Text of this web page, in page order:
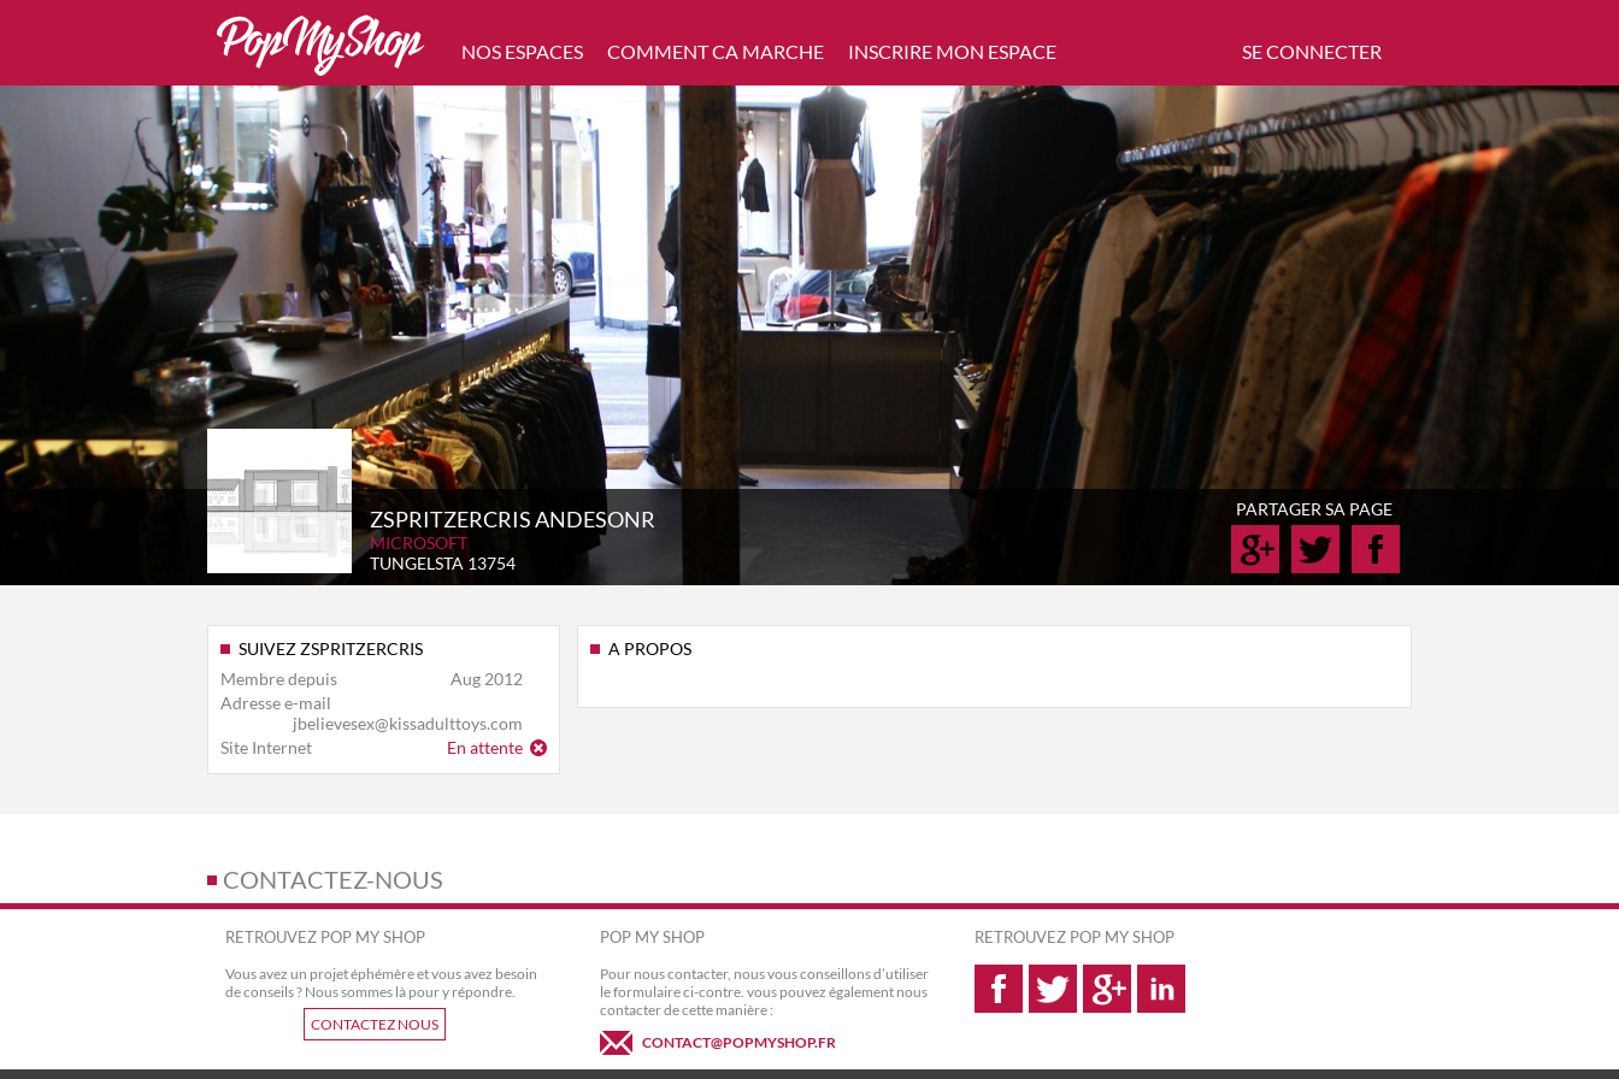
NOS ESPACES COMMENT CA MARCHE INSCRIRE MON ESPACE SE CONNECTER
ZSPRITZERCRIS ANDESONR
MICROSOFT
TUNGELSTA 13754
PARTAGER SA PAGE
SUIVEZ ZSPRITZERCRIS
Membre depuis
Aug 2012
Adresse e-mail
jbelievesex@kissadulttoys.com
Site Internet
En attente
A PROPOS
CONTACTEZ-NOUS
RETROUVEZ POP MY SHOP
Vous avez un projet éphémère et vous avez besoin
de conseils ? Nous sommes là pour y répondre.
CONTACTEZ NOUS
POP MY SHOP
Pour nous contacter, nous vous conseillons d’utiliser
le formulaire ci-contre. vous pouvez également nous
contacter de cette manière :
CONTACT@POPMYSHOP.FR
RETROUVEZ POP MY SHOP